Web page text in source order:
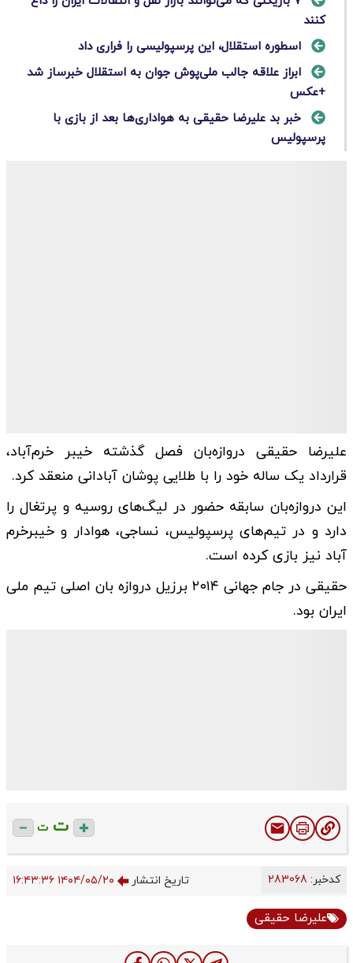
کنند
اسطوره استقلال، این پرسپولیسی را فراری داد
ابراز علاقه جالب ملی‌پوش جوان به استقلال خبرساز شد
+عکس
خبر بد علیرضا حقیقی به هواداری‌ها بعد از بازی با
پرسپولیس
علیرضا حقیقی دروازه‌بان فصل گذشته خیبر خرم‌آباد،
قرارداد یک ساله خود را با طلایی پوشان آبادانی منعقد کرد.
این دروازه‌بان سابقه حضور در لیگ‌های روسیه و پرتغال را
دارد و در تیم‌های پرسپولیس، نساجی، هوادار و خیبرخرم
آباد نیز بازی کرده است.
حقیقی در جام جهانی ۲۰۱۴ برزیل دروازه بان اصلی تیم ملی
ایران بود.
ت ت
کدخبر: تاریخ انتشار ۱۴۰۴/۰۵/۲۰ ۱۶:۴۳:۳۶
علیرضا حقیقی